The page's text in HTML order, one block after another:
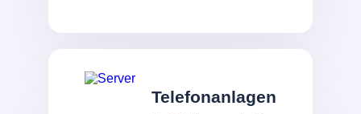
Telefonanlagen